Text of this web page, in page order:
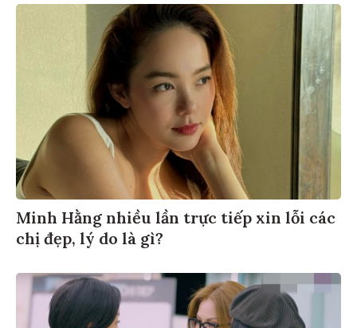
Minh Hằng nhiều lần trực tiếp xin lỗi các
chị đẹp, lý do là gì?